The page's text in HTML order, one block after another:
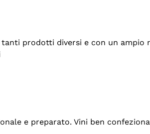
prodotti diversi e con un ampio
e preparato. Vini ben